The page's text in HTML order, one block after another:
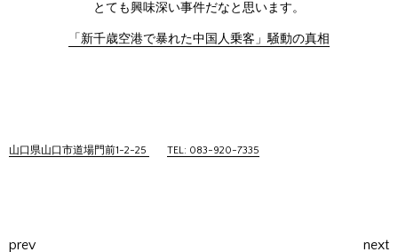
とても興味深い事件だなと思います。
「新千歳空港で暴れた中国人乗客」騒動の真相
山口県山口市道場門前1-2-25 TEL: 083-920-7335
prev next